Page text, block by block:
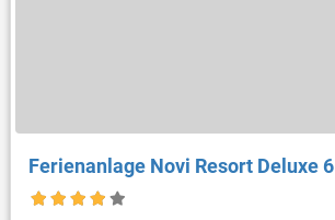
Ferienanlage Novi Resort Deluxe 6